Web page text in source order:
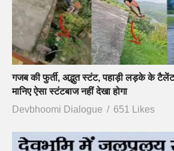
गजब की फुर्ती, अद्भुत स्टंट, पहाड़ी लड़के के
मानिए ऐसा स्टंटबाज नहीं देखा होगा
Devbhoomi Dialogue
651 Likes